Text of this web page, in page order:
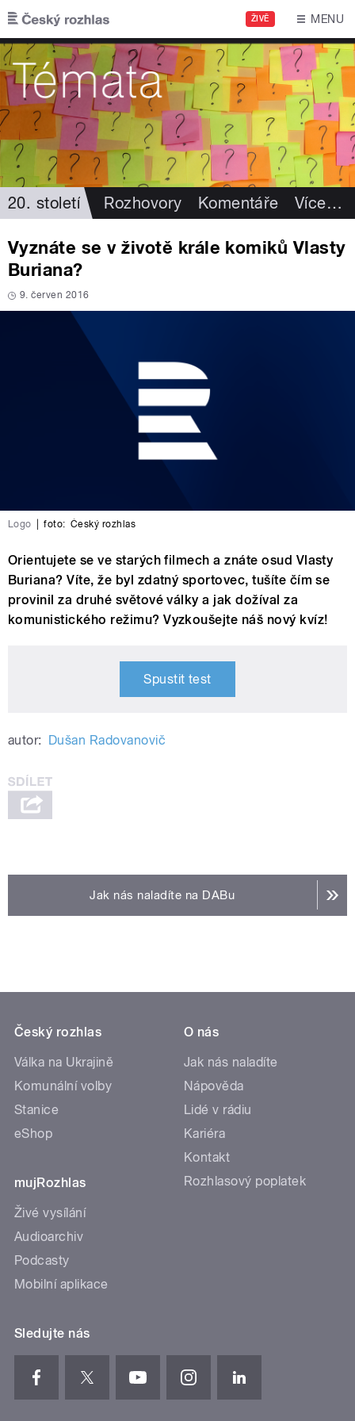
Přejít k hlavnímu obsahu
ŽIVĚ MENU
20. století Rozhovory Komentáře Více…
Vyznáte se v životě krále komiků Vlasty
Buriana?
9. červen 2016
Logo foto: Český rozhlas
Orientujete se ve starých filmech a znáte osud Vlasty
Buriana? Víte, že byl zdatný sportovec, tušíte čím se
provinil za druhé světové války a jak dožíval za
komunistického režimu? Vyzkoušejte náš nový kvíz!
Spustit test
autor: Dušan Radovanovič
Jak nás naladíte na DABu
Český rozhlas
Válka na Ukrajině
Komunální volby
Stanice
eShop
mujRozhlas
Živé vysílání
Audioarchiv
Podcasty
Mobilní aplikace
O nás
Jak nás naladíte
Nápověda
Lidé v rádiu
Kariéra
Kontakt
Rozhlasový poplatek
Sledujte nás